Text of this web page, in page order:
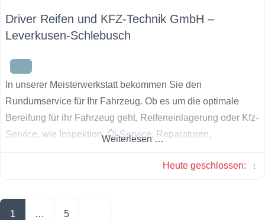
Driver Reifen und KFZ-Technik GmbH –
Leverkusen-Schlebusch
In unserer Meisterwerkstatt bekommen Sie den
Rundumservice für Ihr Fahrzeug. Ob es um die optimale
Bereifung für ihr Fahrzeug geht, Reifeneinlagerung oder Kfz-
Service, wie Inspektion, Öl-Service, Reparaturen,
Weiterlesen …
Heute geschlossen:
Posts navigation
1 … 5